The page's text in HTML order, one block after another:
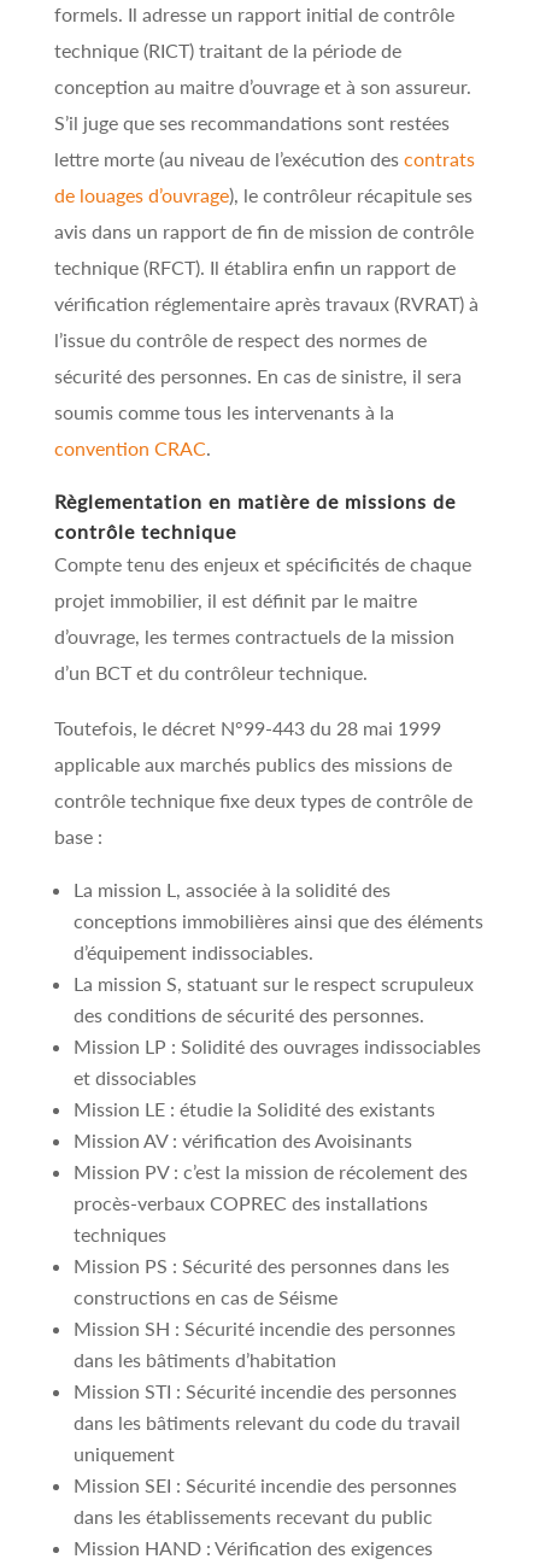
formels. Il adresse un rapport initial de contrôle
technique (RICT) traitant de la période de
conception au maitre d’ouvrage et à son assureur.
S’il juge que ses recommandations sont restées
lettre morte (au niveau de l’exécution des contrats
de louages d’ouvrage), le contrôleur récapitule ses
avis dans un rapport de fin de mission de contrôle
technique (RFCT). Il établira enfin un rapport de
vérification réglementaire après travaux (RVRAT) à
l’issue du contrôle de respect des normes de
sécurité des personnes. En cas de sinistre, il sera
soumis comme tous les intervenants à la
convention CRAC
Règlementation en matière de missions de
contrôle technique
Compte tenu des enjeux et spécificités de chaque
projet immobilier, il est définit par le maitre
d’ouvrage, les termes contractuels de la mission
d’un BCT et du contrôleur technique.
Toutefois, le décret N°99-443 du 28 mai 1999
applicable aux marchés publics des missions de
contrôle technique fixe deux types de contrôle de
base :
La mission L, associée à la solidité des
conceptions immobilières ainsi que des éléments
d’équipement indissociables.
La mission S, statuant sur le respect scrupuleux
des conditions de sécurité des personnes.
Mission LP : Solidité des ouvrages indissociables
et dissociables
Mission LE : étudie la Solidité des existants
Mission AV : vérification des Avoisinants
Mission PV : c’est la mission de récolement des
procès-verbaux COPREC des installations
techniques
Mission PS : Sécurité des personnes dans les
constructions en cas de Séisme
Mission SH : Sécurité incendie des personnes
dans les bâtiments d’habitation
Mission STI : Sécurité incendie des personnes
dans les bâtiments relevant du code du travail
uniquement
Mission SEI : Sécurité incendie des personnes
dans les établissements recevant du public
Mission HAND : Vérification des exigences